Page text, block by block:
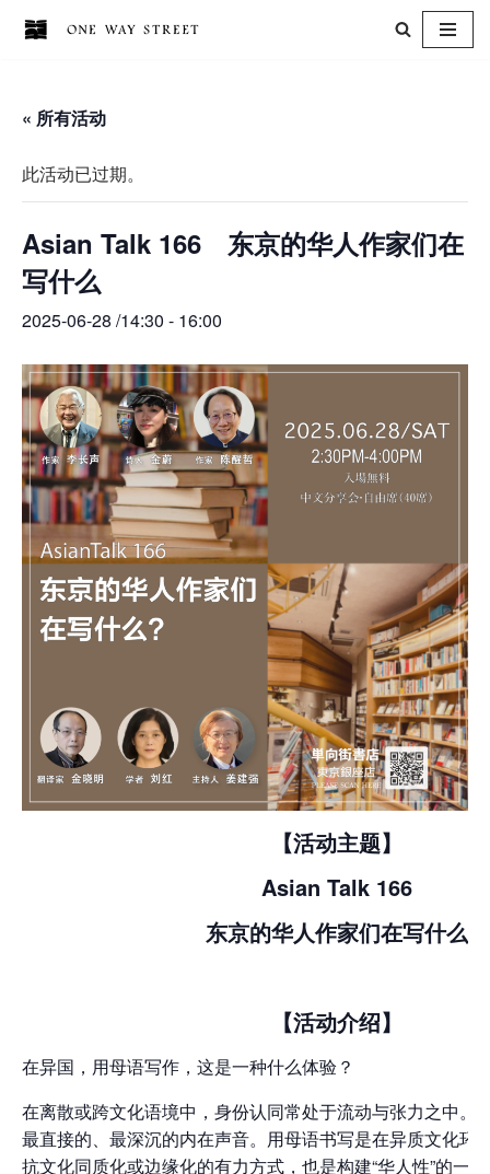
正
« 所有活动
此活动已过期。
Asian Talk 166 东京的华人作家们在
写什么
2025-06-28 /14:30 - 16:00
【活动主题】
Asian Talk 166
东京的华人作家们在写什么
【活动介绍】
在异国，用母语写作，这是一种什么体验？
在离散或跨文化语境中，身份认同常处于流动与张力之中。
最直接的、最深沉的内在声音。用母语书写是在异质文化环
抗文化同质化或边缘化的有力方式，也是构建“华人性”的一